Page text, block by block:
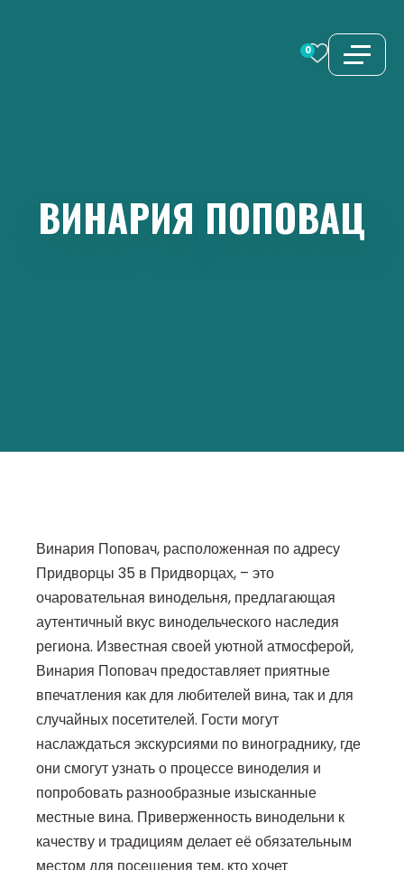
0
ВИНАРИЯ ПОПОВАЦ
Винария Поповач, расположенная по адресу
Придворцы 35 в Придворцах, – это
очаровательная винодельня, предлагающая
аутентичный вкус винодельческого наследия
региона. Известная своей уютной атмосферой,
Винария Поповач предоставляет приятные
впечатления как для любителей вина, так и для
случайных посетителей. Гости могут
наслаждаться экскурсиями по винограднику, где
они смогут узнать о процессе виноделия и
попробовать разнообразные изысканные
местные вина. Приверженность винодельни к
качеству и традициям делает её обязательным